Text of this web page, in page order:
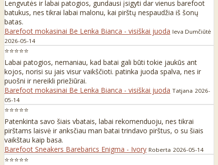
Lengvutės ir labai patogios, gundausi įsigyti dar vienus barefoot
batukus, nes tikrai labai malonu, kai pirštų nespaudžia iš šonų
batas.
Barefoot mokasinai Be Lenka Bianca - visiškai juoda Ieva Dumčiūtė
2026-05-14
⭐⭐⭐⭐⭐
Labai patogios, nemaniau, kad batai gali būti tokie jaukūs ant
kojos, norisi su jais visur vaikščioti. patinka juoda spalva, nes ir
puošni ir nereikli priežiūrai.
Barefoot mokasinai Be Lenka Bianca - visiškai juoda Tatjana 2026-
05-14
⭐⭐⭐⭐⭐
Patenkinta savo šiais vbatais, labai rekomenduoju, nes tikrai
pirštams laisvė ir anksčiau man batai trindavo pirštus, o su šiais
vaikštau kaip basa.
Barefoot Sneakers Barebarics Enigma - Ivory Roberta 2026-05-14
⭐⭐⭐⭐⭐